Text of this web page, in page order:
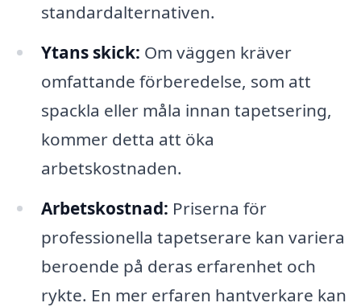
standardalternativen.
Ytans skick: Om väggen kräver
omfattande förberedelse, som att
spackla eller måla innan tapetsering,
kommer detta att öka
arbetskostnaden.
Arbetskostnad: Priserna för
professionella tapetserare kan variera
beroende på deras erfarenhet och
rykte. En mer erfaren hantverkare kan